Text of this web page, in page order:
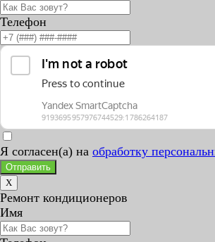
Телефон
Я согласен(а) на обработку
Отправить
X
Ремонт кондиционеров
Имя